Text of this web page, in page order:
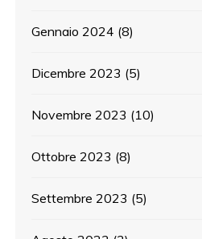
Gennaio 2024 (8)
Dicembre 2023 (5)
Novembre 2023 (10)
Ottobre 2023 (8)
Settembre 2023 (5)